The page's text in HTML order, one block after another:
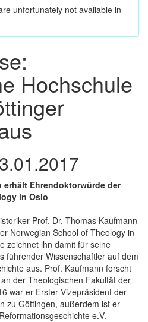
unfortunately not available in
Hochschule
erhält Ehrendoktorwürde der
in Oslo
Prof. Dr. Thomas Kaufmann
Norwegian School of Theology in
zeichnet ihn damit für seine
führender Wissenschaftler auf dem
aus. Prof. Kaufmann forscht
der Theologischen Fakultät der
war er Erster Vizepräsident der
zu Göttingen, außerdem ist er
e.V.